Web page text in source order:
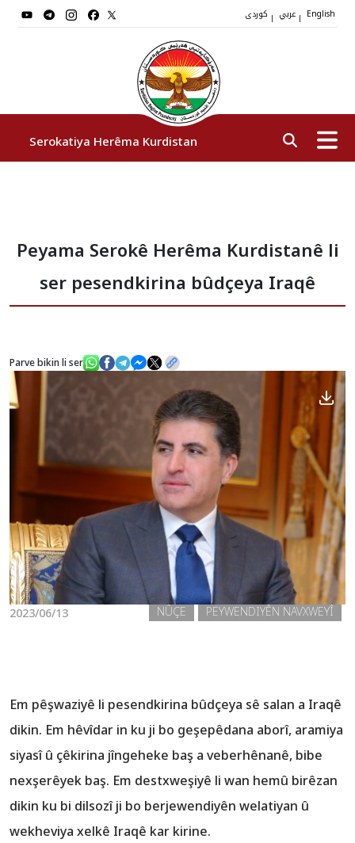
| | English
Serokatiya Herêma Kurdistan
Cîgirên Serok
Stafê Serokatiyê
Sazî
Nûçe
Galerî
Peyama Serokê Herêma Kurdistanê li
ser pesendkirina bûdçeya Iraqê
Parve bikin li ser
2023/06/13 PEYWENDIYÊN NAVXWEYÎ
NÛÇE
Em pêşwaziyê li pesendkirina bûdçeya sê salan a Iraqê
dikin. Em hêvîdar in ku ji bo geşepêdana aborî, aramiya
siyasî û çêkirina jîngeheke baş a veberhênanê, bibe
nexşerêyek baş. Em destxweşiyê li wan hemû birêzan
dikin ku bi dilsozî ji bo berjewendiyên welatiyan û
wekheviya xelkê Iraqê kar kirine.